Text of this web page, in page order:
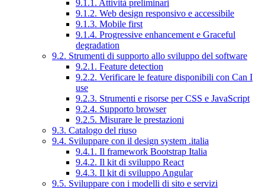
9.1.1. Attività preliminari
9.1.2. Web design responsivo e accessibile
9.1.3. Mobile first
9.1.4. Progressive enhancement e Graceful
degradation
9.2. Strumenti di supporto allo sviluppo del software
9.2.1. Feature detection
9.2.2. Verificare le feature disponibili con Can I
use
9.2.3. Strumenti e risorse per CSS e JavaScript
9.2.4. Supporto browser
9.2.5. Misurare le prestazioni
9.3. Catalogo del riuso
9.4. Sviluppare con il design system .italia
9.4.1. Il framework Bootstrap Italia
9.4.2. Il kit di sviluppo React
9.4.3. Il kit di sviluppo Angular
9.5. Sviluppare con i modelli di sito e servizi